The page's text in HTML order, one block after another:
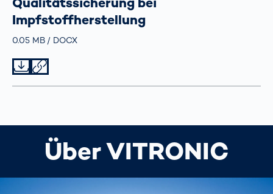
Impfstoffherstellung
Größe
0.05 MB TypDOCX
Über VITRONIC